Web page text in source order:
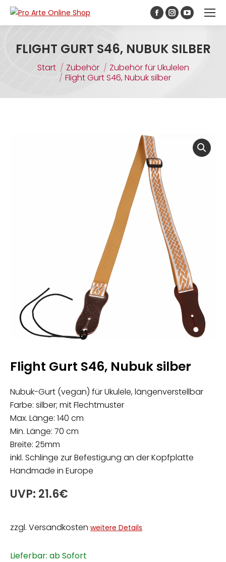
springen
FLIGHT GURT S46, NUBUK SILBER
Sie befinden sich hier:
Start Zubehör
Zubehör für Ukulelen
Flight Gurt S46, Nubuk silber
Flight Gurt S46, Nubuk silber
Nubuk-Gurt (vegan) für Ukulele, längenverstellbar
Farbe: silber; mit Flechtmuster
Max. Länge: 140 cm
Min. Länge: 70 cm
Breite: 25mm
inkl. Schlinge zur Befestigung an der Kopfplatte
Handmade in Europe
UVP: 21.6€
zzgl. Versandkosten weitere Details
Lieferbar: ab Sofort